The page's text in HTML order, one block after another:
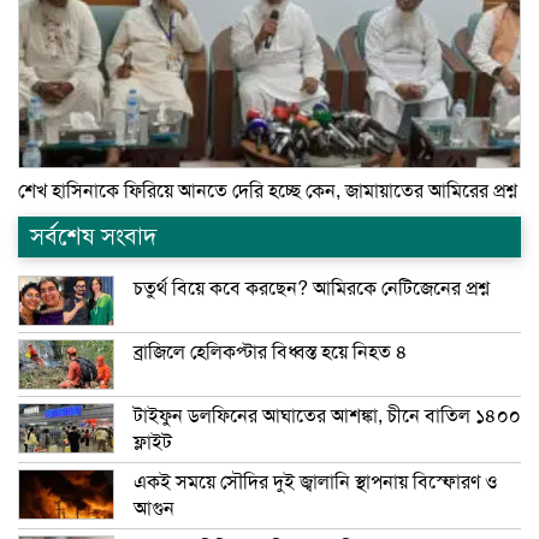
শেখ হাসিনাকে ফিরিয়ে আনতে দেরি হচ্ছে কেন, জামায়াতের আমিরের প্রশ্ন
সর্বশেষ সংবাদ
চতুর্থ বিয়ে কবে করছেন? আমিরকে নেটিজেনের প্রশ্ন
ব্রাজিলে হেলিকপ্টার বিধ্বস্ত হয়ে নিহত ৪
টাইফুন ডলফিনের আঘাতের আশঙ্কা, চীনে বাতিল ১৪০০
ফ্লাইট
একই সময়ে সৌদির দুই জ্বালানি স্থাপনায় বিস্ফোরণ ও
আগুন